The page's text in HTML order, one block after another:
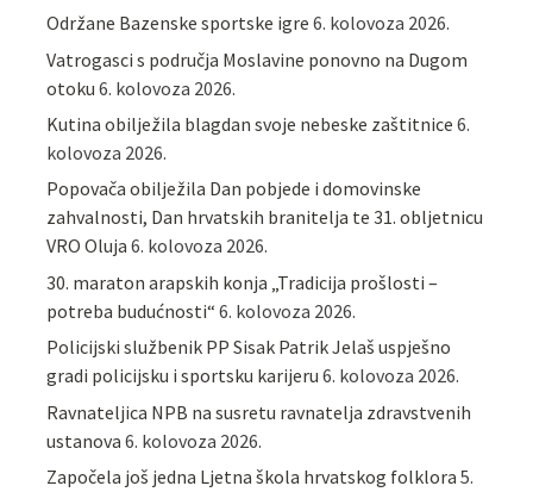
Održane Bazenske sportske igre 6. kolovoza 2026.
Vatrogasci s područja Moslavine ponovno na Dugom
otoku 6. kolovoza 2026.
Kutina obilježila blagdan svoje nebeske zaštitnice 6.
kolovoza 2026.
Popovača obilježila Dan pobjede i domovinske
zahvalnosti, Dan hrvatskih branitelja te 31. obljetnicu
VRO Oluja 6. kolovoza 2026.
30. maraton arapskih konja „Tradicija prošlosti –
potreba budućnosti“ 6. kolovoza 2026.
Policijski službenik PP Sisak Patrik Jelaš uspješno
gradi policijsku i sportsku karijeru 6. kolovoza 2026.
Ravnateljica NPB na susretu ravnatelja zdravstvenih
ustanova 6. kolovoza 2026.
Započela još jedna Ljetna škola hrvatskog folklora 5.